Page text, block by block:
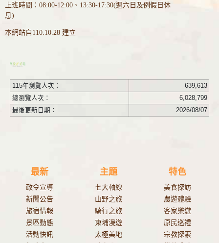
上班時間：08:00-12:00、13:30-17:30(週六日及例假日休
息)
本網站自110.10.28 建立
115年瀏覽人次：
639,613
總瀏覽人次：
6,028,799
最後更新日期：
2026/08/07
最新
政令宣導
新聞公告
旅宿情報
景區動態
活動快訊
主題
七大軸線
山野之旅
騎行之旅
東埔漫遊
太極美地
特色
美食探訪
農遊體驗
客家樂遊
原民巡禮
宗教探索